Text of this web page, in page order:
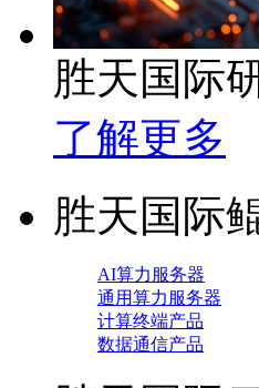
胜天国际
了解更多
胜天国际
AI算力服务器
通用算力服务器
计算终端产品
数据通信产品